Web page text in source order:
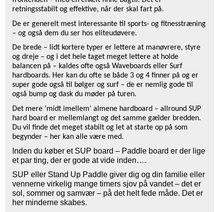
retningsstabilt og effektive, når der skal fart på.
De er generelt mest interessante til sports- og fitnesstræning
– og også dem du ser hos eliteudøvere.
De brede – lidt kortere typer er lettere at manøvrere, styre
og dreje – og i det hele taget meget lettere at holde
balancen på – kaldes ofte også Waveboards eller Surf
hardboards. Her kan du ofte se både 3 og 4 finner på og er
super gode også til bølger og surf – de er nemlig gode til
også bump og dask du møder på turen.
Det mere ’midt imellem’ almene hardboard – allround SUP
hard board er mellemlangt og det samme gælder bredden.
Du vil finde det meget stabilt og let at starte op på som
begynder – her kan alle være med.
Inden du køber et SUP board – Paddle board er der lige
et par ting, der er gode at vide inden….
SUP eller Stand Up Paddle giver dig og din familie eller
vennerne virkelig mange timers sjov på vandet – det er
sol, sommer og samvær – på det helt fede måde. Det er
her minderne skabes.